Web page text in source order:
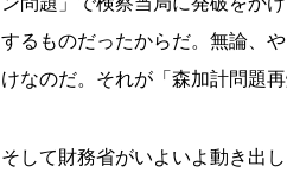
するものだったからだ。無論、
けなのだ。それが「森加計問題
そして財務省がいよいよ動き出